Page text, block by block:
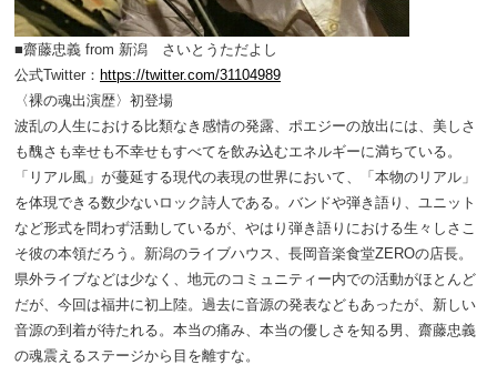
■齋藤忠義 from 新潟 さいとうただよし
公式Twitter： https://twitter.com/31104989
〈裸の魂出演歴〉初登場
波乱の人生における比類なき感情の発露、ポエジーの放出には、美しさ
も醜さも幸せも不幸せもすべてを飲み込むエネルギーに満ちている。
「リアル風」が蔓延する現代の表現の世界において、「本物のリアル」
を体現できる数少ないロック詩人である。バンドや弾き語り、ユニット
など形式を問わず活動しているが、やはり弾き語りにおける生々しさこ
そ彼の本領だろう。新潟のライブハウス、長岡音楽食堂ZEROの店長。
県外ライブなどは少なく、地元のコミュニティー内での活動がほとんど
だが、今回は福井に初上陸。過去に音源の発表などもあったが、新しい
音源の到着が待たれる。本当の痛み、本当の優しさを知る男、齋藤忠義
の魂震えるステージから目を離すな。